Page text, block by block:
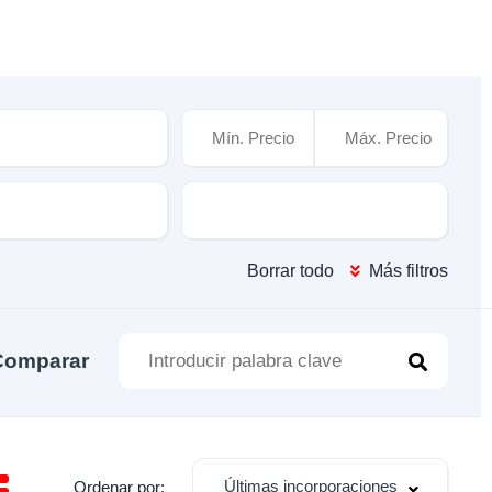
Borrar todo Más filtros
Ordenar por: Últimas incorporaciones